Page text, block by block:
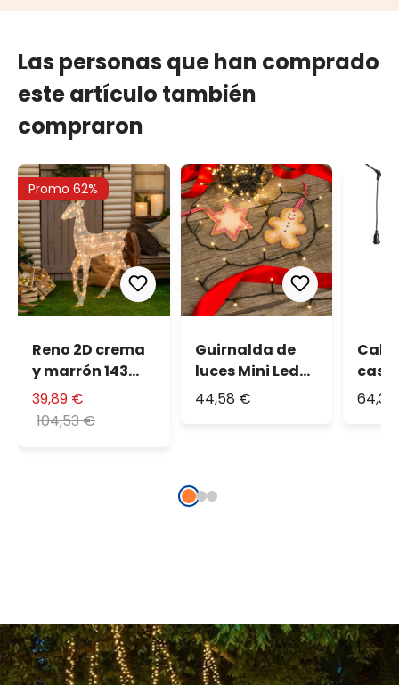
Las personas que han comprado
este artículo también
compraron
Promo 62%
Reno 2D crema
y marrón 143
cm, led blanco
extra cálido
39,89 €
104,53 €
Guirnalda de
luces Mini Led
70 m
44,58 €